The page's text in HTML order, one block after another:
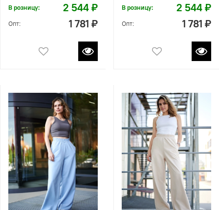
В розницу: 2 544 ₽
Опт: 1 781 ₽
В розницу: 2 544 ₽
Опт: 1 781 ₽